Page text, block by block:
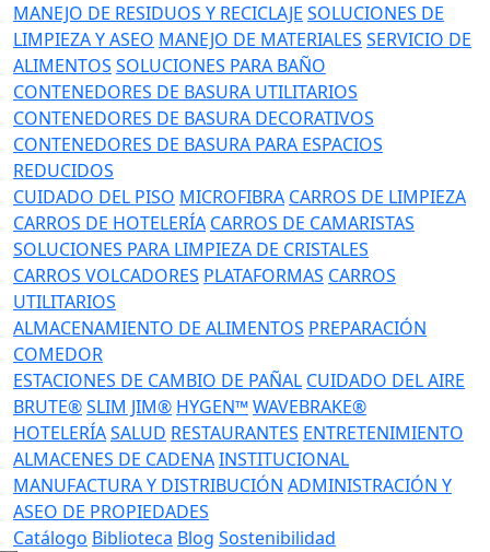
MANEJO DE RESIDUOS Y RECICLAJE SOLUCIONES DE
LIMPIEZA Y ASEO MANEJO DE MATERIALES SERVICIO DE
ALIMENTOS SOLUCIONES PARA BAÑO
CONTENEDORES DE BASURA UTILITARIOS
CONTENEDORES DE BASURA DECORATIVOS
CONTENEDORES DE BASURA PARA ESPACIOS
REDUCIDOS
CUIDADO DEL PISO MICROFIBRA CARROS DE LIMPIEZA
CARROS DE HOTELERÍA CARROS DE CAMARISTAS
SOLUCIONES PARA LIMPIEZA DE CRISTALES
CARROS VOLCADORES PLATAFORMAS CARROS
UTILITARIOS
ALMACENAMIENTO DE ALIMENTOS PREPARACIÓN
COMEDOR
ESTACIONES DE CAMBIO DE PAÑAL CUIDADO DEL AIRE
BRUTE®SLIM JIM® HYGEN™WAVEBRAKE®
HOTELERÍASALUD RESTAURANTES ENTRETENIMIENTO
ALMACENES DE CADENAINSTITUCIONAL
MANUFACTURA Y DISTRIBUCIÓN ADMINISTRACIÓN Y
ASEO DE PROPIEDADES
Catálogo Biblioteca Blog Sostenibilidad